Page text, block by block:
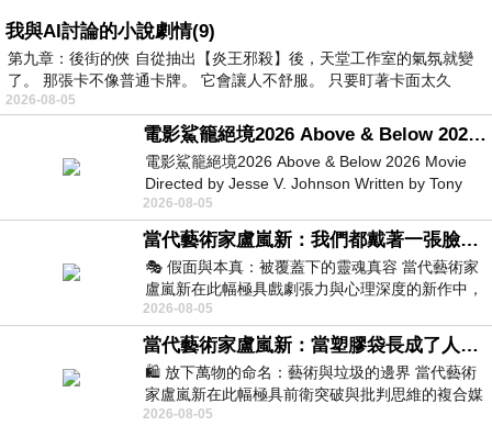
我與AI討論的小說劇情(9)
第九章：後街的俠 自從抽出【炎王邪殺】後，天堂工作室的氣氛就變
了。 那張卡不像普通卡牌。 它會讓人不舒服。 只要盯著卡面太久
2026-08-05
電影鯊籠絕境2026 Above & Below 2026 Movie
電影鯊籠絕境2026 Above & Below 2026 Movie
Directed by Jesse V. Johnson Written by Tony
Giordano Starring Laura Maran
2026-08-05
當代藝術家盧嵐新：我們都戴著一張臉，可真正的自己，總藏在那些被塗抹、被覆蓋的痕跡裡
🎭 假面與本真：被覆蓋下的靈魂真容 當代藝術家
盧嵐新在此幅極具戲劇張力與心理深度的新作中，
運用質感豐富的紙材肌理、墨痕與大膽的
2026-08-05
當代藝術家盧嵐新：當塑膠袋長成了人的模樣，我們的目光是否學會了放下偏見？
🛍️ 放下萬物的命名：藝術與垃圾的邊界 當代藝術
家盧嵐新在此幅極具前衛突破與批判思維的複合媒
材新作中，直接將被大眾定義為廢棄物
2026-08-05